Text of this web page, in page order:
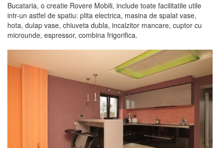
Bucataria, o creatie Rovere Mobili, include toate facilitatile utile
intr-un astfel de spatiu: plita electrica, masina de spalat vase,
hota, dulap vase, chiuveta dubla, incalzitor mancare, cuptor cu
microunde, espressor, combina frigorifica.